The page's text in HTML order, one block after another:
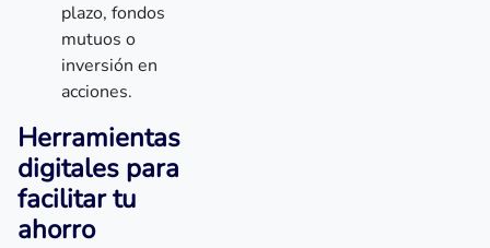
plazo, fondos
mutuos o
inversión en
acciones.
Herramientas
digitales para
facilitar tu
ahorro